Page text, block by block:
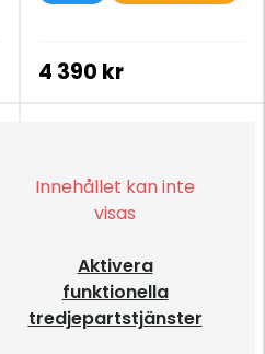
4 390 kr
Innehållet kan inte
visas
Aktivera
funktionella
tredjepartstjänster